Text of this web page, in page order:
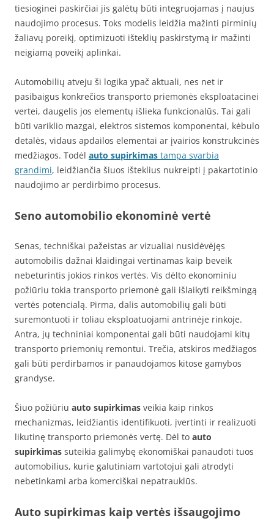
tiesioginei paskirčiai jis galėtų būti integruojamas į naujus
naudojimo procesus. Toks modelis leidžia mažinti pirminių
žaliavų poreikį, optimizuoti išteklių paskirstymą ir mažinti
neigiamą poveikį aplinkai.
Automobilių atveju ši logika ypač aktuali, nes net ir
pasibaigus konkrečios transporto priemonės eksploatacinei
vertei, daugelis jos elementų išlieka funkcionalūs. Tai gali
būti variklio mazgai, elektros sistemos komponentai, kėbulo
detalės, vidaus apdailos elementai ar įvairios konstrukcinės
medžiagos. Todėl auto supirkimas tampa svarbia
grandimi, leidžiančia šiuos išteklius nukreipti į pakartotinio
naudojimo ar perdirbimo procesus.
Seno automobilio ekonominė vertė
Senas, techniškai pažeistas ar vizualiai nusidėvėjęs
automobilis dažnai klaidingai vertinamas kaip beveik
nebeturintis jokios rinkos vertės. Vis dėlto ekonominiu
požiūriu tokia transporto priemonė gali išlaikyti reikšmingą
vertės potencialą. Pirma, dalis automobilių gali būti
suremontuoti ir toliau eksploatuojami antrinėje rinkoje.
Antra, jų techniniai komponentai gali būti naudojami kitų
transporto priemonių remontui. Trečia, atskiros medžiagos
gali būti perdirbamos ir panaudojamos kitose gamybos
grandyse.
Šiuo požiūriu auto supirkimas veikia kaip rinkos
mechanizmas, leidžiantis identifikuoti, įvertinti ir realizuoti
likutinę transporto priemonės vertę. Dėl to auto
supirkimas suteikia galimybę ekonomiškai panaudoti tuos
automobilius, kurie galutiniam vartotojui gali atrodyti
nebetinkami arba komerciškai nepatrauklūs.
Auto supirkimas kaip vertės išsaugojimo